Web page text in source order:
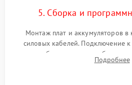
5. Сборка и
Монтаж плат и аккумуляторов в
силовых кабелей. Подключение
калибровки констант батареи,
срабатывания AVR и сброса
Подробнее